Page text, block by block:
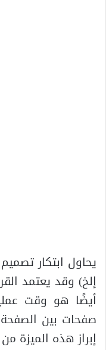
يحاول ابتكار
إلخ) وقد يعتمد
أيضًا هو وقت
صفحات بين
إبراز هذه الميزة من